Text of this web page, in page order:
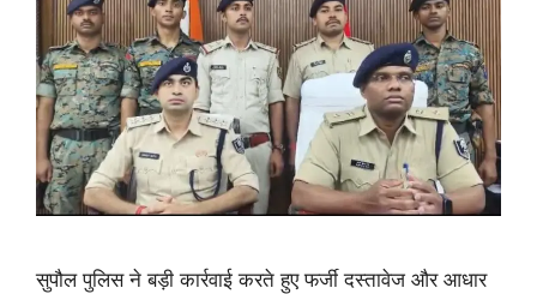
सुपौल पुलिस ने बड़ी कार्रवाई करते हुए फर्जी दस्तावेज और आधार